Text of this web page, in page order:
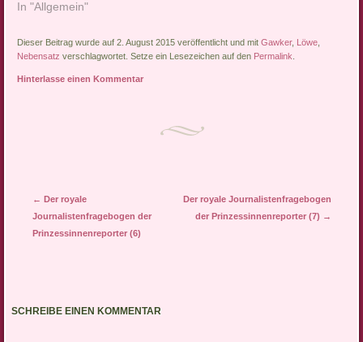
In "Allgemein"
Dieser Beitrag wurde auf 2. August 2015 veröffentlicht und mitGawker, Löwe
Nebensatz verschlagwortet. Setze ein Lesezeichen auf den Permalink
Hinterlasse einen Kommentar
Artikel-Navigation
← Der royale
Journalistenfragebogen der
Prinzessinnenreporter (6)
Der royale Journalistenfragebogen
der Prinzessinnenreporter (7) →
SCHREIBE EINEN KOMMENTAR